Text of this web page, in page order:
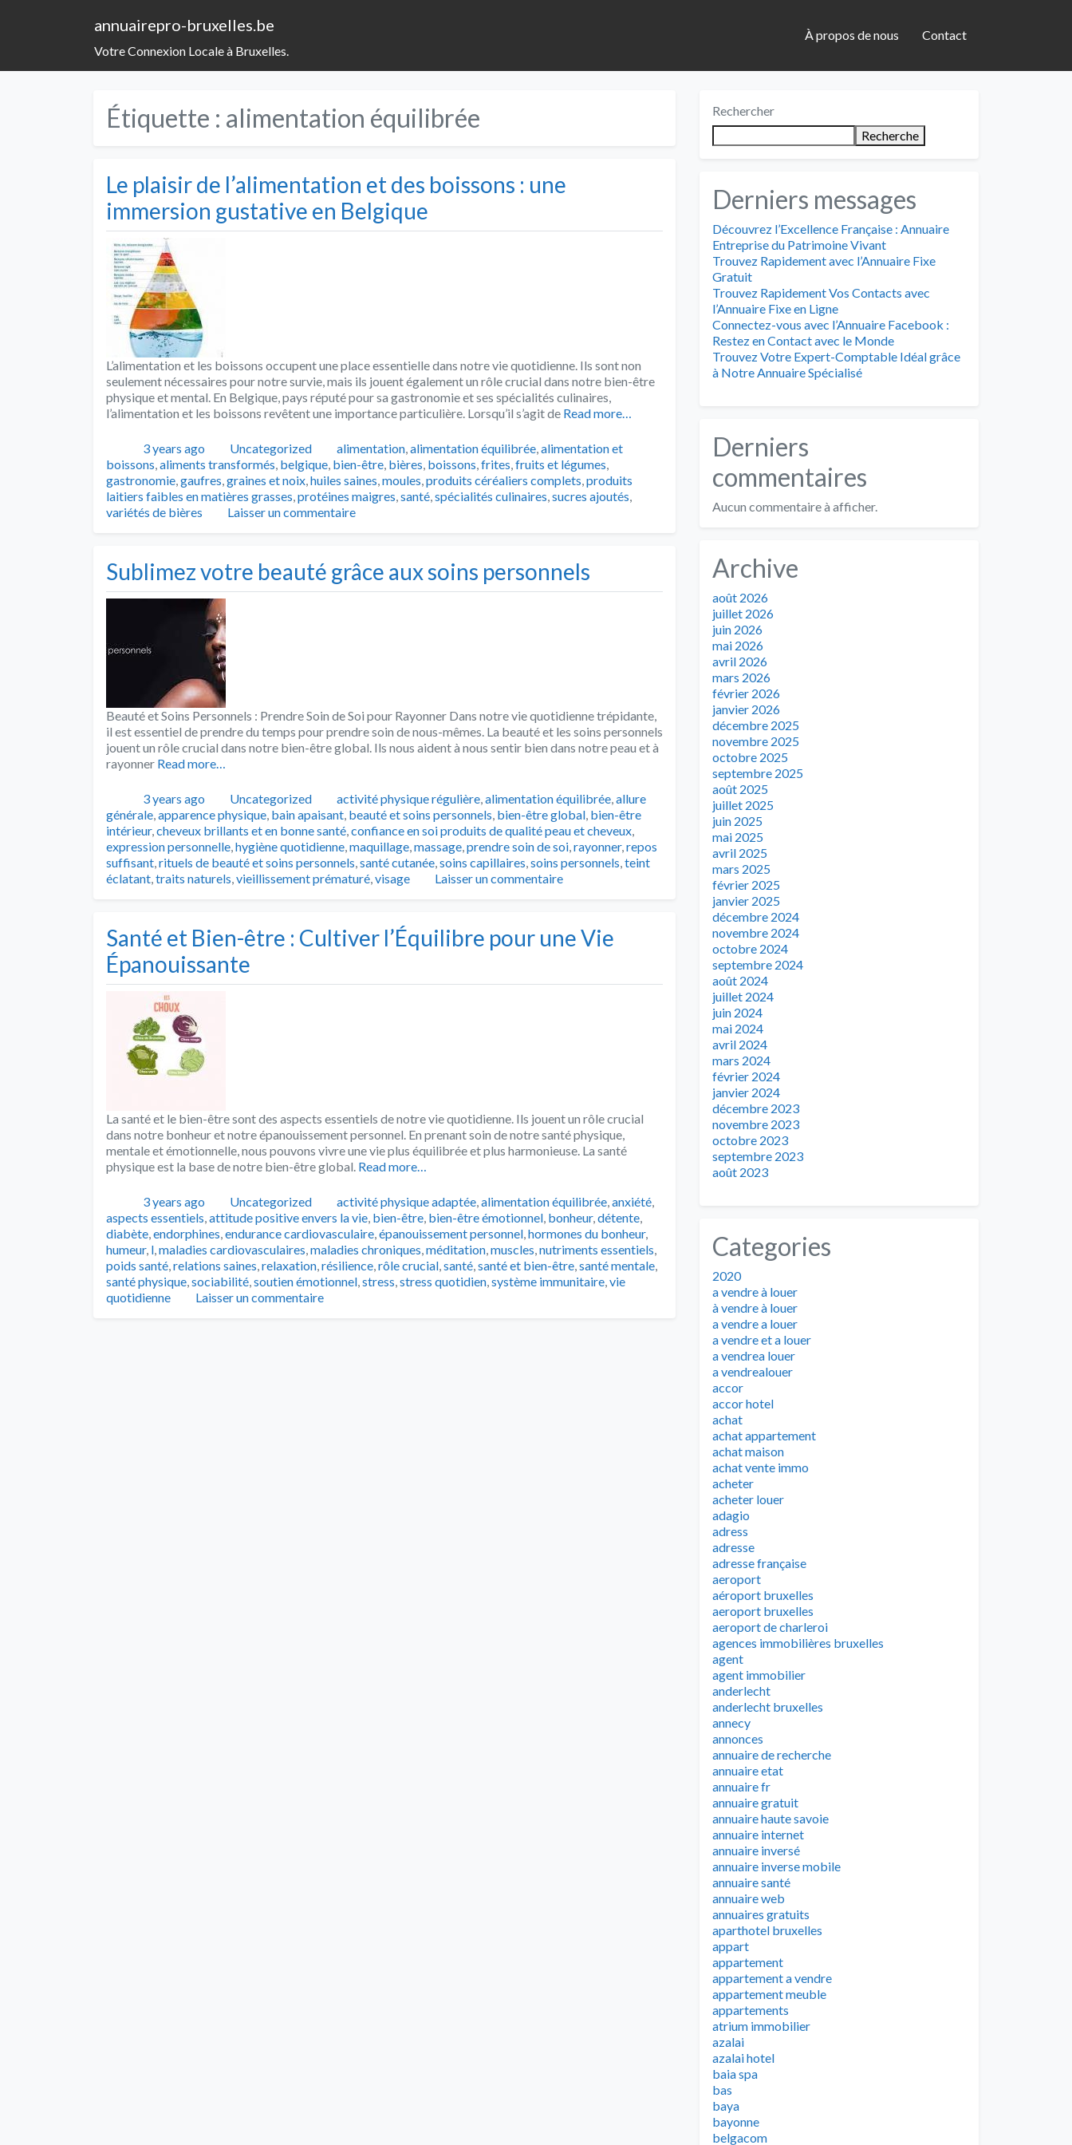
annuairepro-bruxelles.be
Votre Connexion Locale à Bruxelles.
À propos de nous Contact
Étiquette : alimentation équilibrée
Le plaisir de l’alimentation et des boissons : une
immersion gustative en Belgique
L’alimentation et les boissons occupent une place essentielle dans notre vie quotidienne. Ils sont non
seulement nécessaires pour notre survie, mais ils jouent également un rôle crucial dans notre bien-être
physique et mental. En Belgique, pays réputé pour sa gastronomie et ses spécialités culinaires,
l’alimentation et les boissons revêtent une importance particulière. Lorsqu’il s’agit de Read more…
Publié3 years ago Catégories
Uncategorized Tags
alimentation,alimentation équilibrée,alimentation et
boissons,aliments transformés, belgique, bien-être, bières, boissons,frites,fruits et légumes,
gastronomie,gaufres,graines et noix,huiles saines,moules,produits céréaliers complets,produits
laitiers faibles en matières grasses,protéines maigres,santé,spécialités culinaires,sucres ajoutés,
variétés de bières
Laisser un commentaire
Sublimez votre beauté grâce aux soins personnels
Beauté et Soins Personnels : Prendre Soin de Soi pour Rayonner Dans notre vie quotidienne trépidante,
il est essentiel de prendre du temps pour prendre soin de nous-mêmes. La beauté et les soins personnels
jouent un rôle crucial dans notre bien-être global. Ils nous aident à nous sentir bien dans notre peau et à
rayonner Read more…
Publié3 years ago Catégories
Uncategorized Tags
activité physique régulière,alimentation équilibrée,allure
générale,apparence physique, bain apaisant, beauté et soins personnels, bien-être global, bien-être
intérieur,cheveux brillants et en bonne santé,confiance en soi produits de qualité peau et cheveux,
expression personnelle,hygiène quotidienne,maquillage,massage,prendre soin de soi,rayonner,repos
suffisant,rituels de beauté et soins personnels,santé cutanée,soins capillaires,soins personnels,teint
éclatant,traits naturels,vieillissement prématuré,visage Laisser un commentaire
Santé et Bien-être : Cultiver l’Équilibre pour une Vie
Épanouissante
La santé et le bien-être sont des aspects essentiels de notre vie quotidienne. Ils jouent un rôle crucial
dans notre bonheur et notre épanouissement personnel. En prenant soin de notre santé physique,
mentale et émotionnelle, nous pouvons vivre une vie plus équilibrée et plus harmonieuse. La santé
physique est la base de notre bien-être global. Read more…
Publié3 years ago Catégories
Uncategorized Tags
activité physique adaptée,alimentation équilibrée,anxiété,
aspects essentiels,attitude positive envers la vie, bien-être, bien-être émotionnel, bonheur,détente,
diabète,endorphines,endurance cardiovasculaire,épanouissement personnel,hormones du bonheur,
humeur, l,maladies cardiovasculaires,maladies chroniques,méditation,muscles,nutriments essentiels,
poids santé,relations saines,relaxation,résilience,rôle crucial,santé,santé et bien-être,santé mentale,
santé physique,sociabilité,soutien émotionnel,stress,stress quotidien,système immunitaire,vie
quotidienne
Laisser un commentaire
Rechercher
Recherche
Derniers messages
Découvrez l’Excellence Française : Annuaire
Entreprise du Patrimoine Vivant
Trouvez Rapidement avec l’Annuaire Fixe
Gratuit
Trouvez Rapidement Vos Contacts avec
l’Annuaire Fixe en Ligne
Connectez-vous avec l’Annuaire Facebook :
Restez en Contact avec le Monde
Trouvez Votre Expert-Comptable Idéal grâce
à Notre Annuaire Spécialisé
Derniers
commentaires
Aucun commentaire à afficher.
Archive
août 2026
juillet 2026
juin 2026
mai 2026
avril 2026
mars 2026
février 2026
janvier 2026
décembre 2025
novembre 2025
octobre 2025
septembre 2025
août 2025
juillet 2025
juin 2025
mai 2025
avril 2025
mars 2025
février 2025
janvier 2025
décembre 2024
novembre 2024
octobre 2024
septembre 2024
août 2024
juillet 2024
juin 2024
mai 2024
avril 2024
mars 2024
février 2024
janvier 2024
décembre 2023
novembre 2023
octobre 2023
septembre 2023
août 2023
Categories
2020
a vendre à louer
à vendre à louer
a vendre a louer
a vendre et a louer
a vendrea louer
a vendrealouer
accor
accor hotel
achat
achat appartement
achat maison
achat vente immo
acheter
acheter louer
adagio
adress
adresse
adresse française
aeroport
aéroport bruxelles
aeroport bruxelles
aeroport de charleroi
agences immobilières bruxelles
agent
agent immobilier
anderlecht
anderlecht bruxelles
annecy
annonces
annuaire de recherche
annuaire etat
annuaire fr
annuaire gratuit
annuaire haute savoie
annuaire internet
annuaire inversé
annuaire inverse mobile
annuaire santé
annuaire web
annuaires gratuits
aparthotel bruxelles
appart
appartement
appartement a vendre
appartement meuble
appartements
atrium immobilier
azalai
azalai hotel
baia spa
bas
baya
bayonne
belgacom